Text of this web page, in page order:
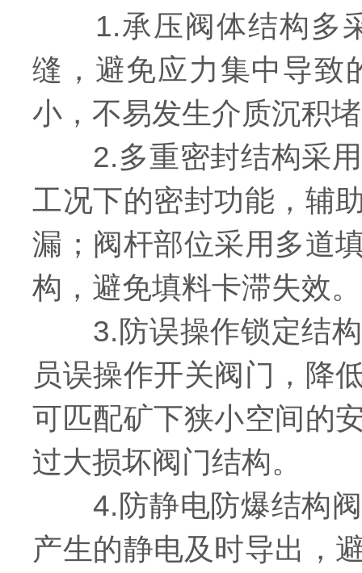
1.承压阀体结构多采
缝，避免应力集中导致
小，不易发生介质沉积
2.多重密封结构采用
工况下的密封功能，辅
漏；阀杆部位采用多道
构，避免填料卡滞失效。
3.防误操作锁定结构
员误操作开关阀门，降
可匹配矿下狭小空间的
过大损坏阀门结构。
4.防静电防爆结构阀
产生的静电及时导出，